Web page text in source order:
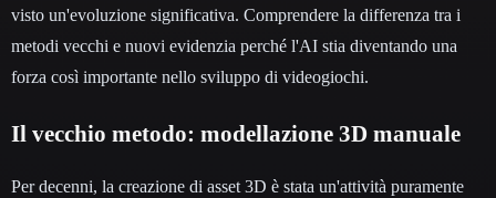
visto un'evoluzione significativa. Comprendere la differenza tra i
metodi vecchi e nuovi evidenzia perché l'AI stia diventando una
forza così importante nello sviluppo di videogiochi.
Il vecchio metodo: modellazione 3D manuale
Per decenni, la creazione di asset 3D è stata un'attività puramente